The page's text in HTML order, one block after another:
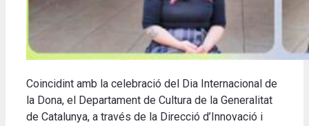
Coincidint amb la celebració del Dia Internacional de
la Dona, el Departament de Cultura de la Generalitat
de Catalunya, a través de la Direcció d’Innovació i